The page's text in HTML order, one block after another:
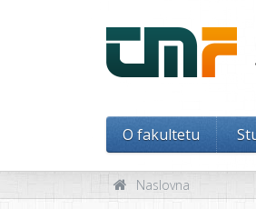
O fakultetu
Naslovna